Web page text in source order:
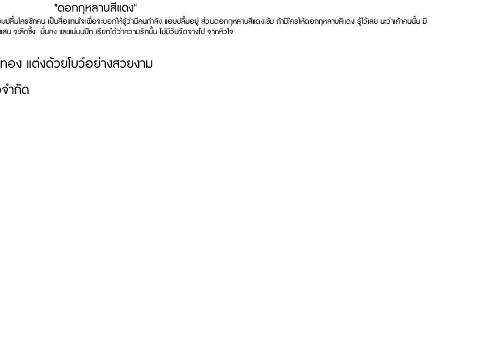
"ดอกกุหลาบสีแดง"
ใครซักคน เป็นสื่อแทนใจเพื่อจะบอกให้รู้ว่ามีคนกำลัง แอบปลื้มอยู่ ส่วนดอกกุหลาบสีแดงเข้ม ถ้ามีใครให้ดอกกุหลาบสีแดง รู้ไว้เลย นะว่าเค้าคนนั้น มี
น จะลึกซึ้ง มั่นคง และแน่นนปึก เรียกได้ว่าความรักนั้น ไม่มีวันจืดจางไป จากหัวใจ
ง แต่งด้วยโบว์อย่างสวยงาม
ำกัด